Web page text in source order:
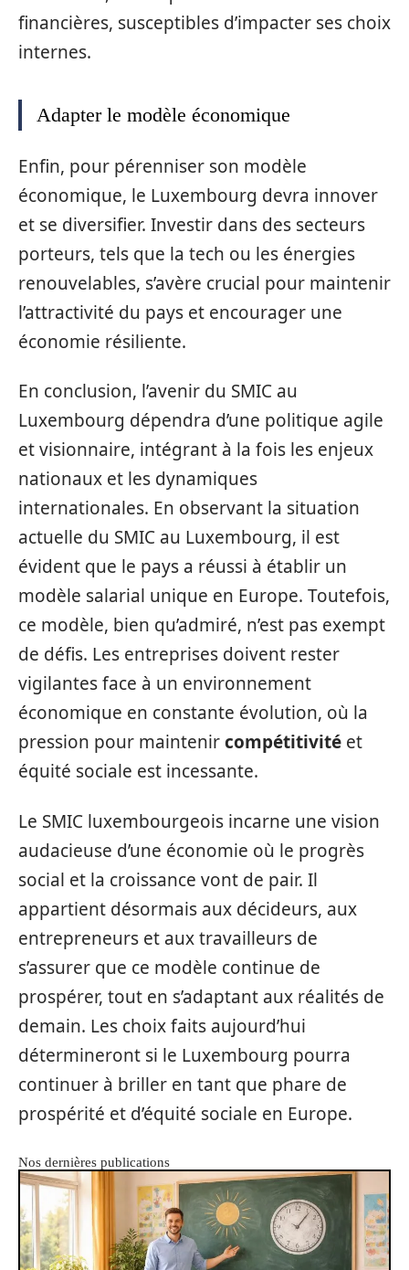
financières, susceptibles d’impacter ses choix
internes.
Adapter le modèle économique
Enfin, pour pérenniser son modèle
économique, le Luxembourg devra innover
et se diversifier. Investir dans des secteurs
porteurs, tels que la tech ou les énergies
renouvelables, s’avère crucial pour maintenir
l’attractivité du pays et encourager une
économie résiliente.
En conclusion, l’avenir du SMIC au
Luxembourg dépendra d’une politique agile
et visionnaire, intégrant à la fois les enjeux
nationaux et les dynamiques
internationales. En observant la situation
actuelle du SMIC au Luxembourg, il est
évident que le pays a réussi à établir un
modèle salarial unique en Europe. Toutefois,
ce modèle, bien qu’admiré, n’est pas exempt
de défis. Les entreprises doivent rester
vigilantes face à un environnement
économique en constante évolution, où la
pression pour maintenircompétitivité et
équité sociale est incessante.
Le SMIC luxembourgeois incarne une vision
audacieuse d’une économie où le progrès
social et la croissance vont de pair. Il
appartient désormais aux décideurs, aux
entrepreneurs et aux travailleurs de
s’assurer que ce modèle continue de
prospérer, tout en s’adaptant aux réalités de
demain. Les choix faits aujourd’hui
détermineront si le Luxembourg pourra
continuer à briller en tant que phare de
prospérité et d’équité sociale en Europe.
Nos dernières publications